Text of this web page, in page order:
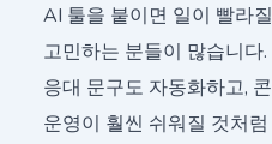
AI 툴을 붙이면 일이 빨라
고민하는 분들이 많습니다
응대 문구도 자동화하고,
운영이 훨씬 쉬워질 것처